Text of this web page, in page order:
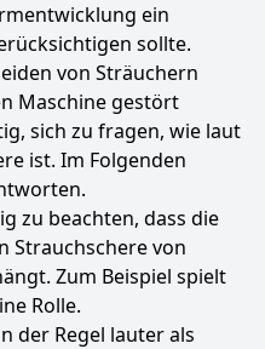
ein
sollte.
von Sträuchern
Maschine gestört
sich zu fragen, wie laut
ist. Im Folgenden
zu beachten, dass die
Strauchschere von
Zum Beispiel spielt
Rolle.
der Regel lauter als